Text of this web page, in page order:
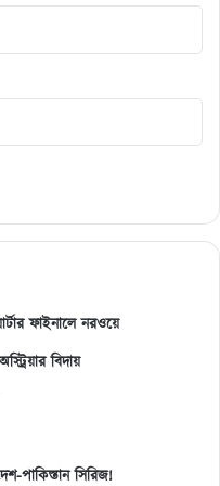
ফাইনালে নরওয়ে
বিদায়
পাকিস্তান সিরিজ!